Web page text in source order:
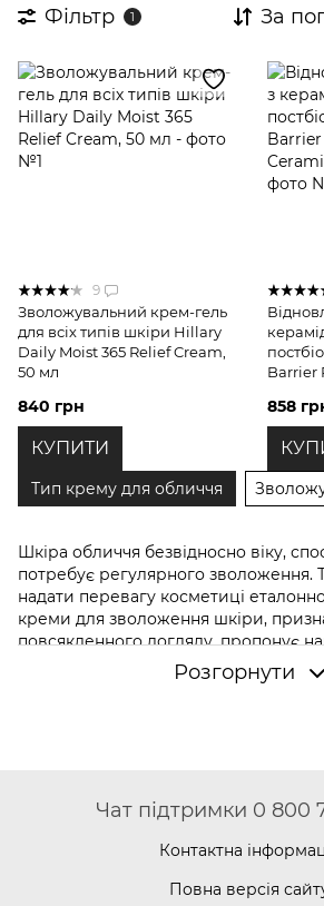
Пробники для обличчя
Фільтр 1 За
9
Зволожувальний крем-гель
для всіх типів шкіри Hillary
Daily Moist 365 Relief Cream,
50 мл
840 грн
КУПИТИ
Barrier
858
Шкіра обличчя безвідносно віку,
потребує регулярного зволоження.
надати перевагу косметиці
креми для зволоження шкіри,
повсякденного догляду, пропонує
бренд Hillary Сosmetics. Всі
за найвищими стандартами якості,
перевагами косметики, яка є
інновацій, високих дерматологічних
Зволожуючий крем для
Hillary: чому варто купити
Розгорнути
Тип крему для обличчя
Чат підтримки 0 800
Контактна
Повна версія